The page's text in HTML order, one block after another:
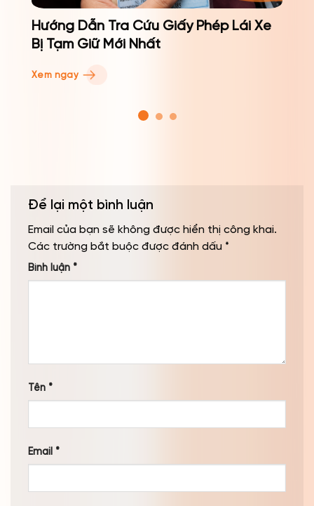
Hướng Dẫn Tra Cứu Giấy Phép Lái Xe
Bị Tạm Giữ Mới Nhất
Xem ngay
Để lại một bình luận
Email của bạn sẽ không được hiển thị công khai.
Các trường bắt buộc được đánh dấu *
Bình luận *
Tên *
Email *